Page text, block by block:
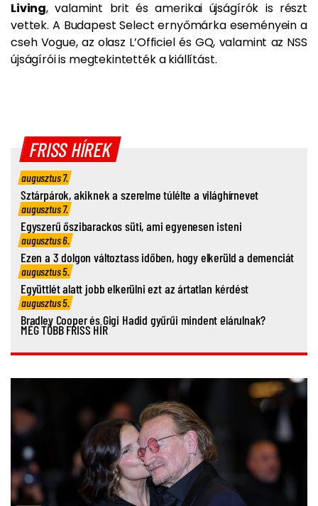
Living, valamint brit és amerikai újságírók is részt
vettek. A Budapest Select ernyőmárka eseményein a
cseh Vogue, az olasz L’Officiel és GQ, valamint az NSS
újságírói is megtekintették a kiállítást.
FRISS HÍREK
augusztus 7.
Sztárpárok, akiknek a szerelme túlélte a világhírnevet
augusztus 7.
Egyszerű őszibarackos süti, ami egyenesen isteni
augusztus 6.
Ezen a 3 dolgon változtass időben, hogy elkerüld a demenciát
augusztus 5.
Együttlét alatt jobb elkerülni ezt az ártatlan kérdést
augusztus 5.
Bradley Cooper és Gigi Hadid gyűrűi mindent elárulnak?
MÉG TÖBB FRISS HÍR